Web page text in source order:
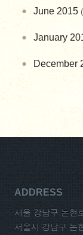
June 2015
January
December
ADDRESS
서울 강남구 논현
서울시 강남구 논